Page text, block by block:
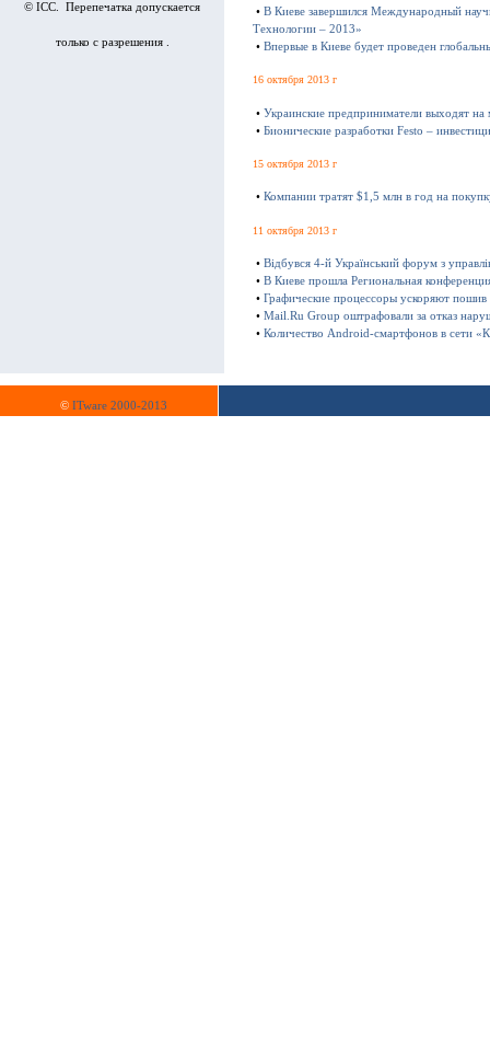
© ICC. Перепечатка допускается
только с разрешения .
• В Киеве завершился Международный
Технологии – 2013»
• Впервые в Киеве будет проведен
16 октября 2013 г
• Украинские предприниматели выходят
• Бионические разработки Festo –
15 октября 2013 г
• Компании тратят $1,5 млн в год на
11 октября 2013 г
• Відбувся 4-й Український форум з
• В Киеве прошла Региональная
• Графические процессоры ускоряют
• Mail.Ru Group оштрафовали за отказ
• Количество Android-смартфонов в сети
© ITware 2000-2013